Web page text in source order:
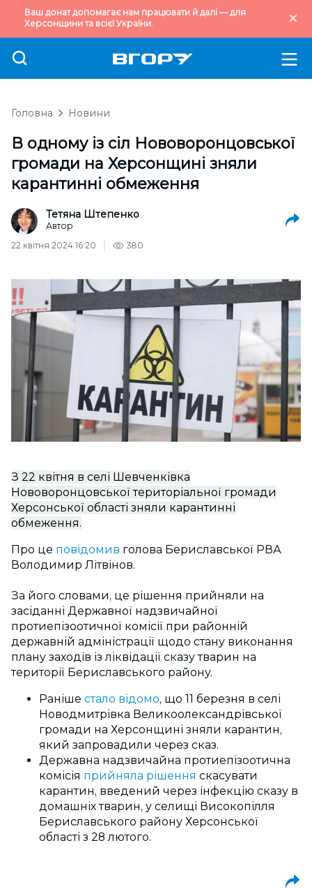
Ваш донат допомагає нам працювати й далі — для
Херсонщини та всієї України.
Головна Новини
В одному із сіл Нововоронцовської
громади на Херсонщині зняли
карантинні обмеження
Тетяна Штепенко
Автор
22 квітня 2024 16:20
380
З 22 квітня в селі Шевченківка
Нововоронцовської територіальної громади
Херсонської області зняли карантинні
обмеження.
Про це повідомив голова Бериславської РВА
Володимир Літвінов.
За його словами, це рішення прийняли на
засіданні Державної надзвичайної
протиепізоотичної комісії при районній
державній адміністрації щодо стану виконання
плану заходів із ліквідації сказу тварин на
території Бериславського району.
Раніше стало відомо, що 11 березня в селі
Новодмитрівка Великоолександрівської
громади на Херсонщині зняли карантин,
який запровадили через сказ.
Державна надзвичайна протиепізоотична
комісія прийняла рішення скасувати
карантин, введений через інфекцію сказу в
домашніх тварин, у селищі Високопілля
Бериславського району Херсонської
області з 28 лютого.